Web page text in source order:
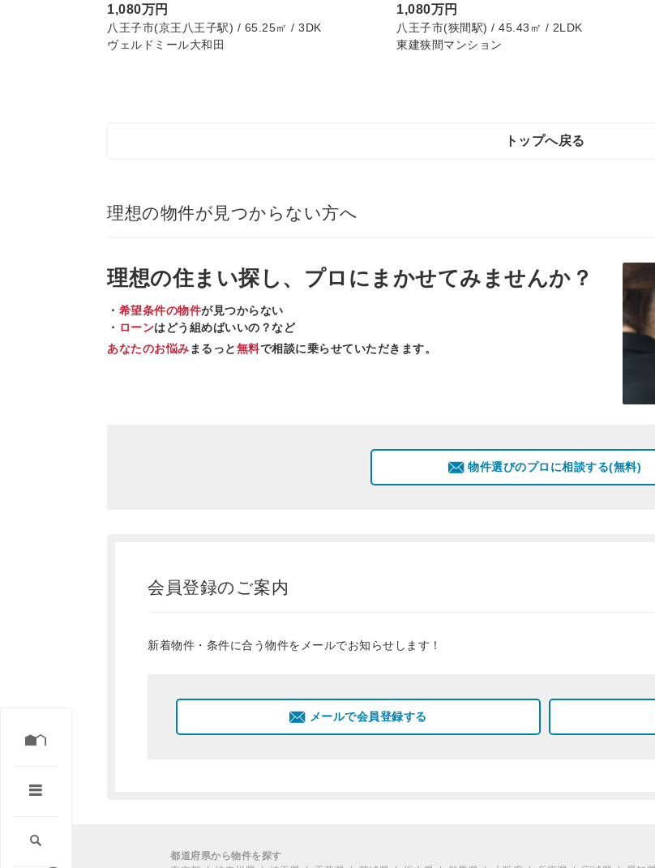
1,080万円
八王子市(京王八王子駅) / 65.25㎡ / 3DK
ヴェルドミール大和田
1,080万円
八王子市(狭間駅) / 45.43㎡ / 2LDK
東建狭間マンション
トップへ戻る
理想の物件が見つからない方へ
理想の住まい探し、 プロ にまかせてみませんか？
・ 希望条件の物件が見つからない
・ ローンはどう組めばいいの？など
あなたのお悩み まるっと無料で相談に乗らせていただきます。
物件選びのプロに相談する(無料)
会員登録のご案内
新着物件・条件に合う物件をメールでお知らせします！
メールで会員登録する
都道府県から物件を探す